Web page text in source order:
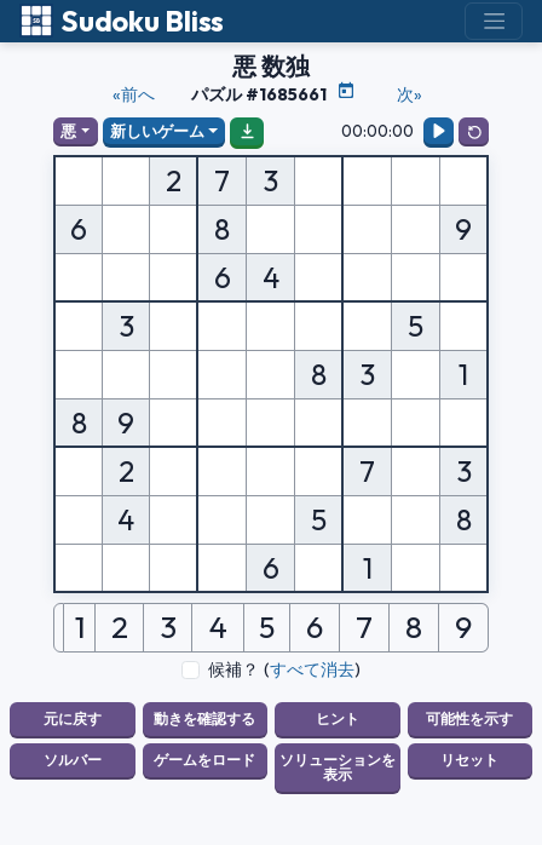
Sudoku Bliss
悪 数独
«前へ パズル #1685661 次»
悪 新しいゲーム 00:00:00
2 7
3
6
8
9
6
4
3
5
8
3
1
8
9
2
7
3
4
5
8
6
1
1 2 3 4 5 6 7 8 9
候補？ (すべて消去)